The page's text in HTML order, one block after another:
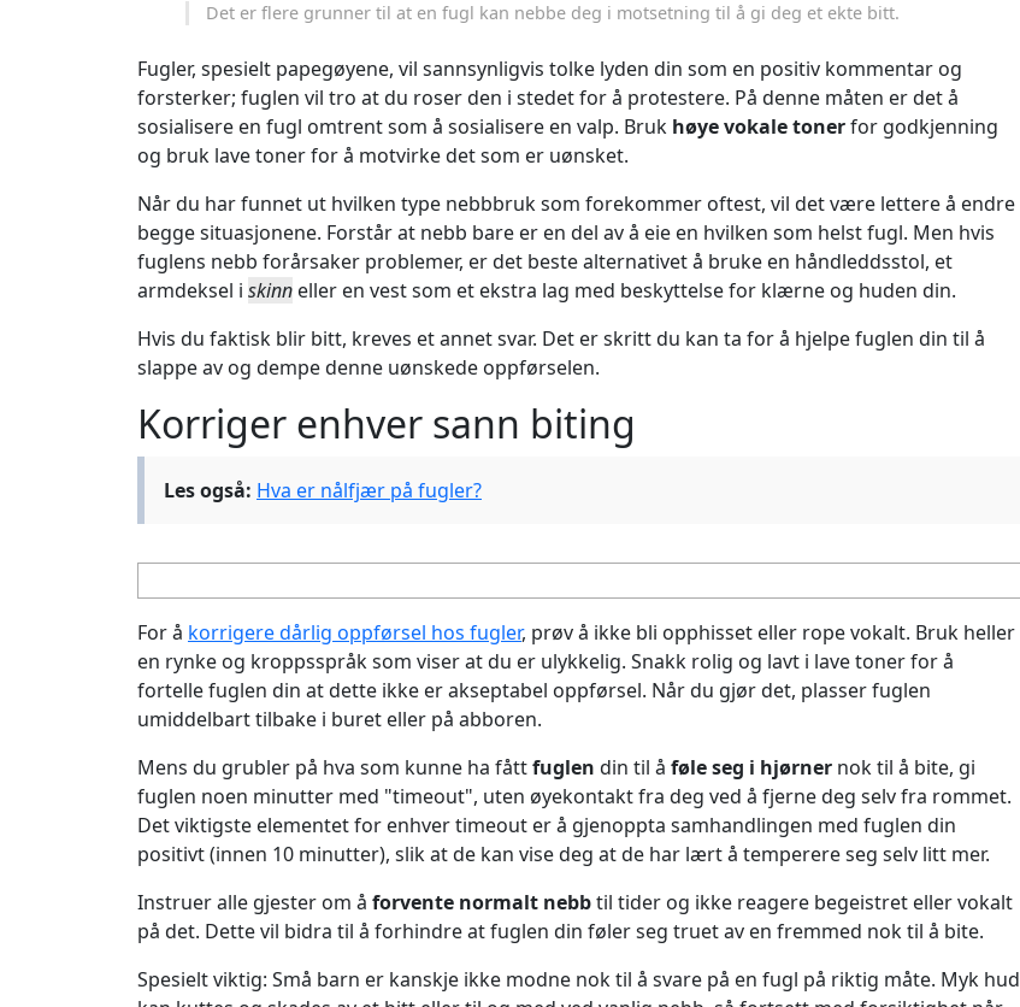
Det er flere grunner til at en fugl kan nebbe deg i motsetning til å gi deg et ekte bitt.
Fugler, spesielt papegøyene, vil sannsynligvis tolke lyden din som en positiv kommentar og
forsterker; fuglen vil tro at du roser den i stedet for å protestere. På denne måten er det å
sosialisere en fugl omtrent som å sosialisere en valp. Bruk høye vokale tonerfor godkjenning
og bruk lave toner for å motvirke det som er uønsket.
Når du har funnet ut hvilken type nebbbruk som forekommer oftest, vil det være lettere å endre
begge situasjonene. Forstår at nebb bare er en del av å eie en hvilken som helst fugl. Men hvis
fuglens nebb forårsaker problemer, er det beste alternativet å bruke en håndleddsstol, et
armdeksel i skinn eller en vest som et ekstra lag med beskyttelse for klærne og huden din.
Hvis du faktisk blir bitt, kreves et annet svar. Det er skritt du kan ta for å hjelpe fuglen din til å
slappe av og dempe denne uønskede oppførselen.
Korriger enhver sann biting
Les også: Hva er nålfjær på fugler?
For å korrigere dårlig oppførsel hos fugler, prøv å ikke bli opphisset eller rope vokalt. Bruk heller
en rynke og kroppsspråk som viser at du er ulykkelig. Snakk rolig og lavt i lave toner for å
fortelle fuglen din at dette ikke er akseptabel oppførsel. Når du gjør det, plasser fuglen
umiddelbart tilbake i buret eller på abboren.
Mens du grubler på hva som kunne ha fåttfuglen din til å føle seg i hjørner nok til å bite, gi
fuglen noen minutter med "timeout", uten øyekontakt fra deg ved å fjerne deg selv fra rommet.
Det viktigste elementet for enhver timeout er å gjenoppta samhandlingen med fuglen din
positivt (innen 10 minutter), slik at de kan vise deg at de har lært å temperere seg selv litt mer.
Instruer alle gjester om å forvente normalt nebbtil tider og ikke reagere begeistret eller vokalt
på det. Dette vil bidra til å forhindre at fuglen din føler seg truet av en fremmed nok til å bite.
Spesielt viktig: Små barn er kanskje ikke modne nok til å svare på en fugl på riktig måte. Myk hud